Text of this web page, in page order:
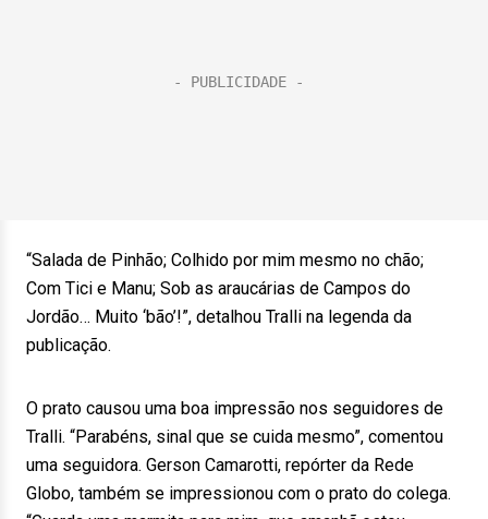
“Salada de Pinhão; Colhido por mim mesmo no chão;
Com Tici e Manu; Sob as araucárias de Campos do
Jordão… Muito ‘bão’!”, detalhou Tralli na legenda da
publicação.
O prato causou uma boa impressão nos seguidores de
Tralli. “Parabéns, sinal que se cuida mesmo”, comentou
uma seguidora. Gerson Camarotti, repórter da Rede
Globo, também se impressionou com o prato do colega.